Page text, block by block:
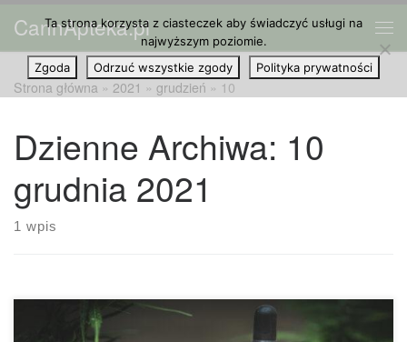
Przejdź do treści
CannApteka.pl
Strona główna » 2021 » grudzień » 10
Dzienne Archiwa: 10
grudnia 2021
1 wpis
Ta strona korzysta z ciasteczek aby świadczyć usługi na
najwyższym poziomie.
Zgoda
Odrzuć wszystkie zgody Polityka prywatności